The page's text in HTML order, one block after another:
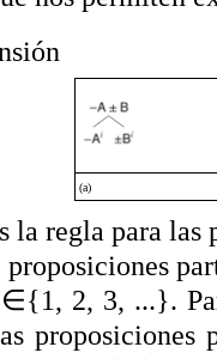
(a)
la regla para
proposiciones
∈{1, 2, 3, ...}.